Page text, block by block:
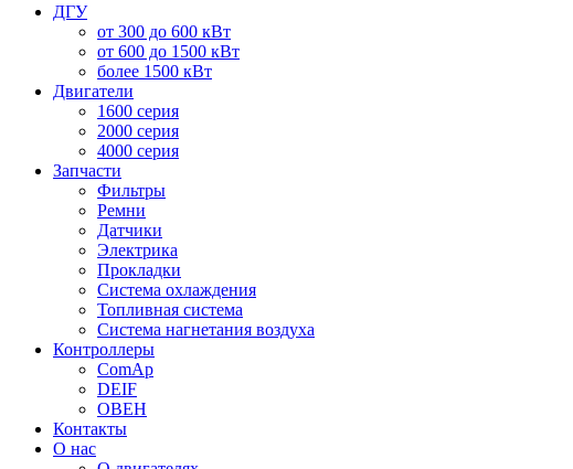
ДГУ
от 300 до 600 кВт
от 600 до 1500 кВт
более 1500 кВт
Двигатели
1600 серия
2000 серия
4000 серия
Запчасти
Фильтры
Ремни
Датчики
Электрика
Прокладки
Система охлаждения
Топливная система
Система нагнетания воздуха
Контроллеры
ComAp
DEIF
ОВЕН
Контакты
О нас